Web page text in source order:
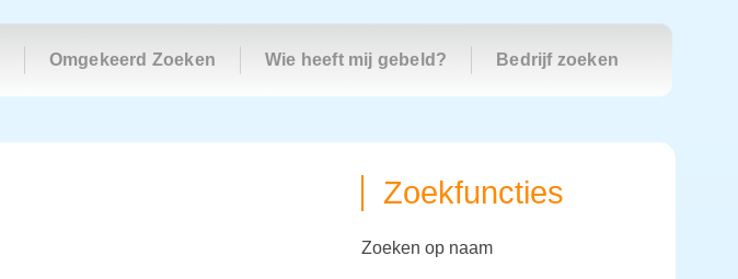
Omgekeerd Zoeken Wie heeft mij gebeld? Bedrijf zoeken
Zoekfuncties
zoeken op naam